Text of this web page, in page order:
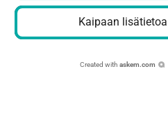
Kaipaan lisätietoa
Created with askem.com